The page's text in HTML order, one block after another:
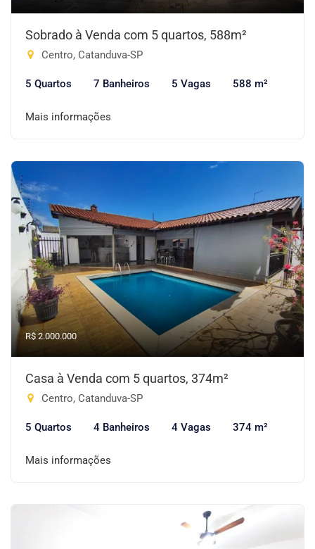
Sobrado à Venda com 5 quartos, 588m²
Centro, Catanduva-SP
5 Quartos 7 Banheiros 5 Vagas 588 m²
Mais informações
R$ 2.000.000
Casa à Venda com 5 quartos, 374m²
Centro, Catanduva-SP
5 Quartos 4 Banheiros 4 Vagas 374 m²
Mais informações